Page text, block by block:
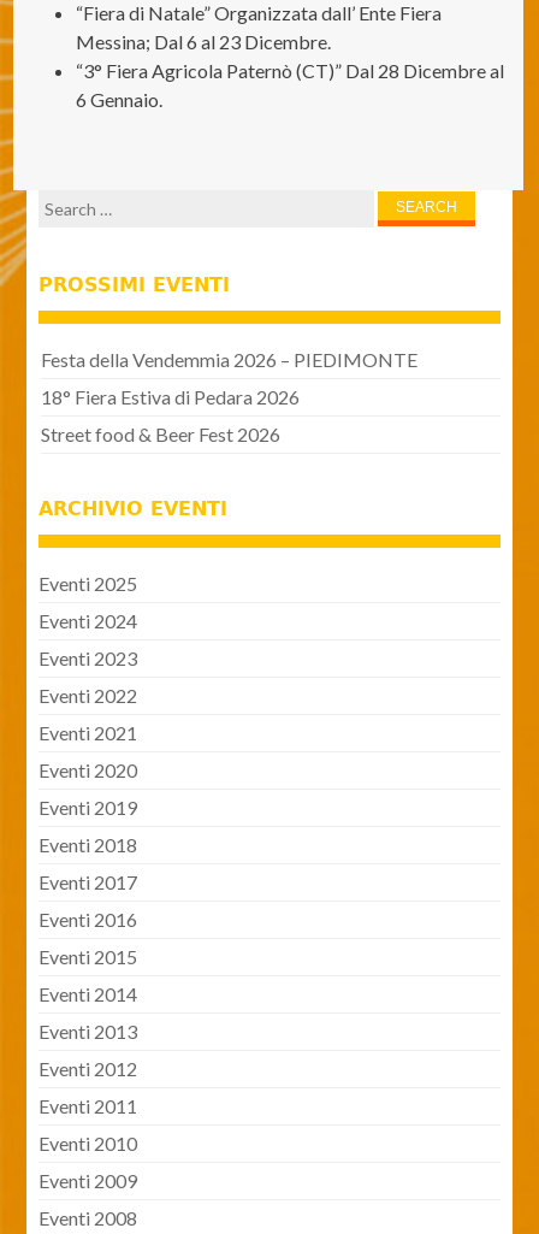
“Fiera di Natale” Organizzata dall’ Ente Fiera
Messina; Dal 6 al 23 Dicembre.
“3° Fiera Agricola Paternò (CT)” Dal 28 Dicembre al
6 Gennaio.
Search for:
PROSSIMI EVENTI
Festa della Vendemmia 2026 – PIEDIMONTE
18° Fiera Estiva di Pedara 2026
Street food & Beer Fest 2026
ARCHIVIO EVENTI
Eventi 2025
Eventi 2024
Eventi 2023
Eventi 2022
Eventi 2021
Eventi 2020
Eventi 2019
Eventi 2018
Eventi 2017
Eventi 2016
Eventi 2015
Eventi 2014
Eventi 2013
Eventi 2012
Eventi 2011
Eventi 2010
Eventi 2009
Eventi 2008